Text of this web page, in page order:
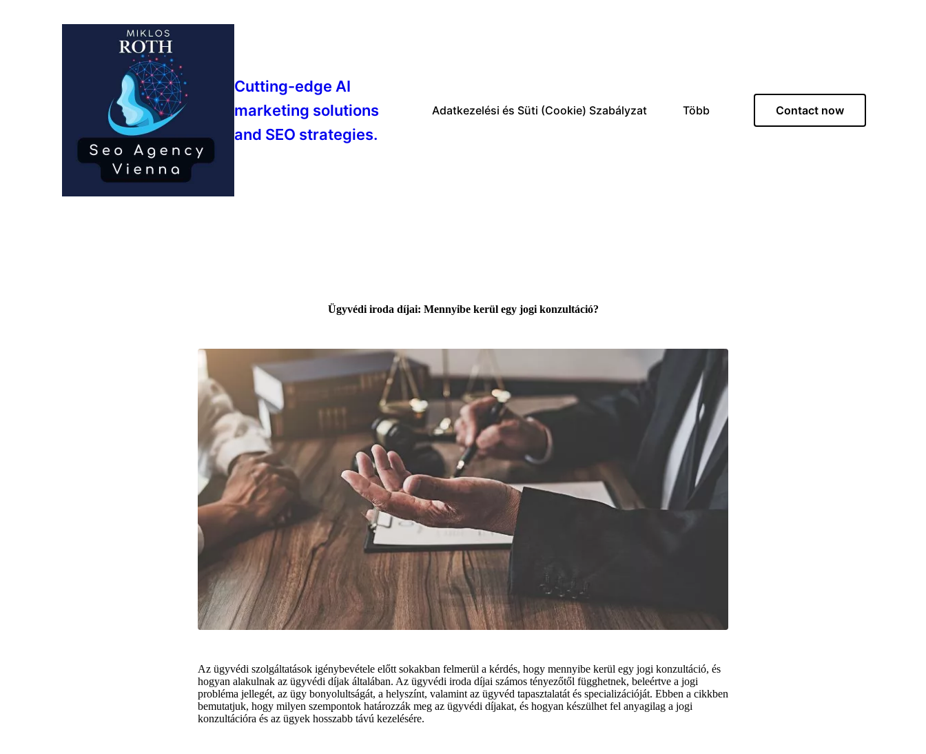
Cutting-edge AI
marketing solutions
and SEO strategies.
Adatkezelési és Süti (Cookie) Szabályzat Több Contact now
Ügyvédi iroda díjai: Mennyibe kerül egy jogi konzultáció?
Az ügyvédi szolgáltatások igénybevétele előtt sokakban felmerül a kérdés, hogy mennyibe kerül egy jogi konzultáció, és
hogyan alakulnak az ügyvédi díjak általában. Az ügyvédi iroda díjai számos tényezőtől függhetnek, beleértve a jogi
probléma jellegét, az ügy bonyolultságát, a helyszínt, valamint az ügyvéd tapasztalatát és specializációját. Ebben a cikkben
bemutatjuk, hogy milyen szempontok határozzák meg az ügyvédi díjakat, és hogyan készülhet fel anyagilag a jogi
konzultációra és az ügyek hosszabb távú kezelésére.